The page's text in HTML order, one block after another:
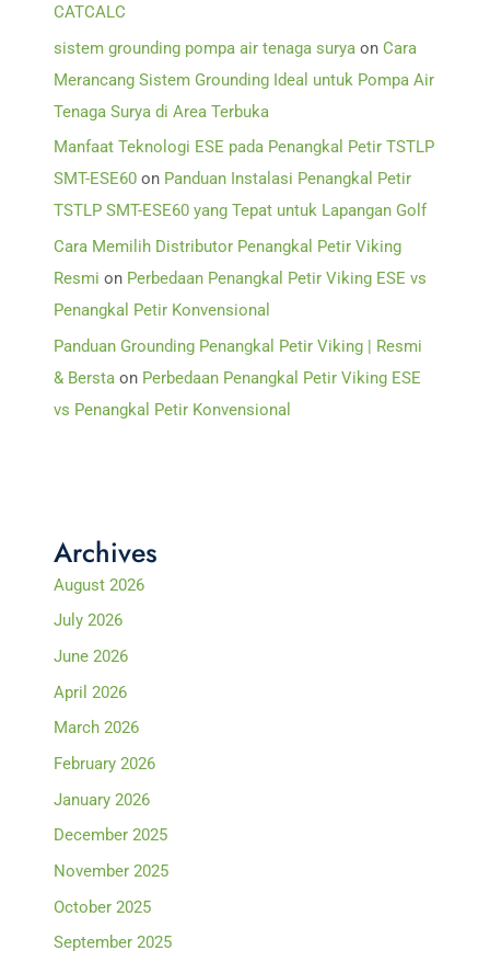
CATCALC
sistem grounding pompa air tenaga surya on Cara
Merancang Sistem Grounding Ideal untuk Pompa Air
Tenaga Surya di Area Terbuka
Manfaat Teknologi ESE pada Penangkal Petir TSTLP
SMT-ESE60 on Panduan Instalasi Penangkal Petir
TSTLP SMT-ESE60 yang Tepat untuk Lapangan Golf
Cara Memilih Distributor Penangkal Petir Viking
Resmi on Perbedaan Penangkal Petir Viking ESE vs
Penangkal Petir Konvensional
Panduan Grounding Penangkal Petir Viking | Resmi
& Bersta on Perbedaan Penangkal Petir Viking ESE
vs Penangkal Petir Konvensional
Archives
August 2026
July 2026
June 2026
April 2026
March 2026
February 2026
January 2026
December 2025
November 2025
October 2025
September 2025